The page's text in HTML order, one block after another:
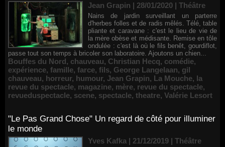
Jean Grapin | 28/01/2020 | Théâtre
Nains de jardin surveillant un parterre
d'herbes folles et de radis mêlés. Télé, table
pliante et caravane : c'est le lieu de vie de
la mère obèse et médisante. Remise en tôle
ondulée : c'est là où le fils benêt, gourdiflot,
passe tout son temps à bricoler son laboratoire. Ajoutons un chien...
Bouffes du Nord, chauveau, Christian Hecq, comédie,
expérience, famille, farce, fils, George Langelaan, gil
chauveau, horreur, humour, Jean Grapin, La Mouche, la
revue du spectacle, magazine, mère, revue du spectacle,
revueduspectacle, scene, spectacle, theatre, Valérie Lesort
"Le Pas Grand Chose" Un regard de côté pour illuminer
le monde
Yves Kafka | 21/12/2019 | Théâtre